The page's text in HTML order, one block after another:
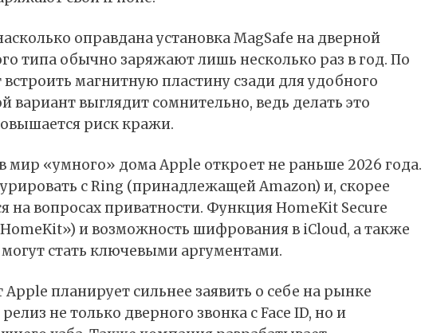
оправдана установка MagSafe на дверной
типа обычно заряжают лишь несколько раз в год. По
магнитную пластину сзади для удобного
вариант выглядит сомнительно, ведь делать это
риск кражи.
мир «умного» дома Apple откроет не раньше 2026 года.
с Ring (принадлежащейAmazon) и, скорее
на вопросах приватности. Функция HomeKit Secure
») и возможность шифрования в iCloud, а также
могут стать ключевыми аргументами.
планирует сильнее заявить о себе на рынке
не только дверного звонка сFace ID, но и